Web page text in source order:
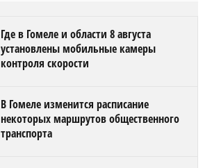
Где в Гомеле и области 8 августа
установлены мобильные камеры
контроля скорости
В Гомеле изменится расписание
некоторых маршрутов общественного
транспорта